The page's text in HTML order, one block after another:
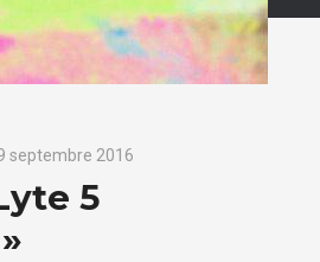
septembre 2016
5